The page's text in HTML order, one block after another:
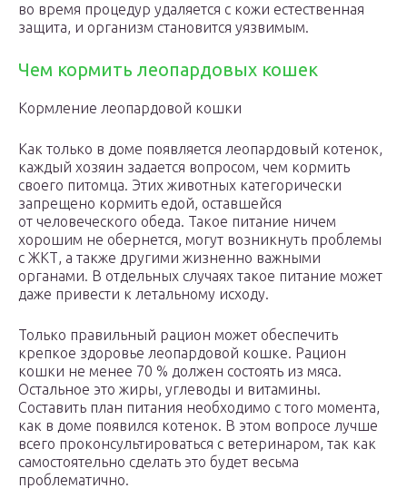
во время процедур удаляется с кожи естественная
защита, и организм становится уязвимым.
Чем кормить леопардовых кошек
Кормление леопардовой кошки
Как только в доме появляется леопардовый котенок,
каждый хозяин задается вопросом, чем кормить
своего питомца. Этих животных категорически
запрещено кормить едой, оставшейся
от человеческого обеда. Такое питание ничем
хорошим не обернется, могут возникнуть проблемы
с ЖКТ, а также другими жизненно важными
органами. В отдельных случаях такое питание может
даже привести к летальному исходу.
Только правильный рацион может обеспечить
крепкое здоровье леопардовой кошке. Рацион
кошки не менее 70 % должен состоять из мяса.
Остальное это жиры, углеводы и витамины.
Составить план питания необходимо с того момента,
как в доме появился котенок. В этом вопросе лучше
всего проконсультироваться с ветеринаром, так как
самостоятельно сделать это будет весьма
проблематично.